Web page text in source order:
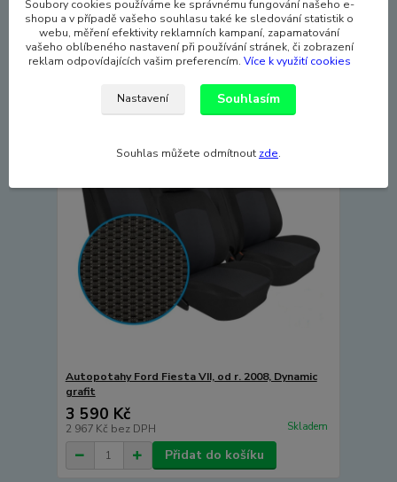
3 590 Kč
2 967 Kčbez DPH Skladem
Přidat do košíku
Autopotahy Ford Fiesta VII, od r. 2008, Dynamic
grafit
3 590 Kč
2 967 Kč bez DPH Skladem
Přidat do košíku
Soubory cookies používáme ke správnému fungování našeho e-
shopu a v případě vašeho souhlasu také ke sledování statistik o
webu, měření efektivity reklamních kampaní, zapamatování
vašeho oblíbeného nastavení při používání stránek, či zobrazení
reklam odpovídajících vašim preferencím. Více k využití cookies
Nastavení Souhlasím
Souhlas můžete odmítnout zde.